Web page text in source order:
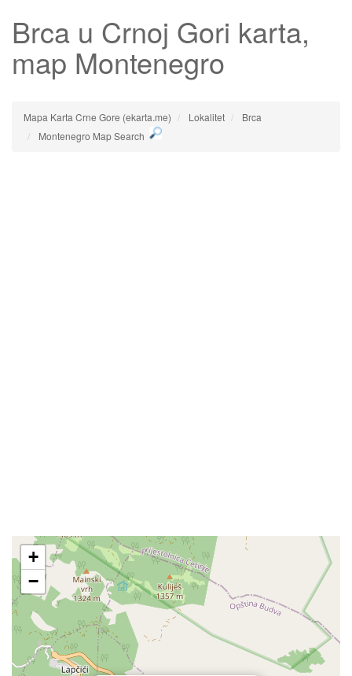
Brca u Crnoj Gori karta,
map Montenegro
Mapa Karta Crne Gore (ekarta.me) Lokalitet
Brca
Montenegro Map Search
+
−